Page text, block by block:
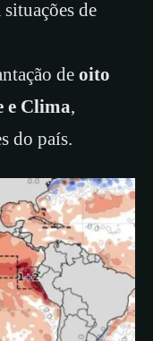
de
de oito
e Clima,
do país.